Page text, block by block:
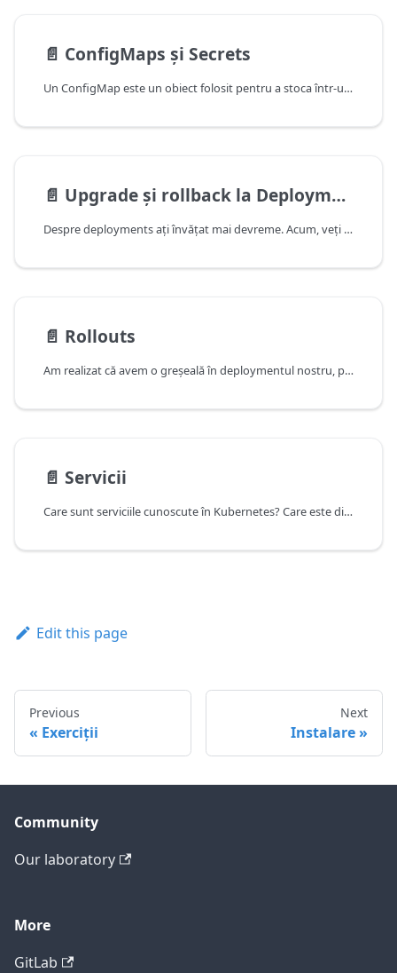
📄️ ConfigMaps și Secrets
Un ConfigMap este un obiect folosit pentru a stoca într-un format de tipul cheie-valoare date care nu sunt sensitive. Un pod poate consuma un ConfigMap ca o variabilă de mediu, ca un argument în linie de comandă sau ca un fișier de configurare într-un volum. Un astfel de obiect oferă opțiunea de a decupla configurația specifica unui mediu de imaginile de container și de codul aplicației, ceea ce sporește portabilitatea aplicațiilor.
📄️ Upgrade și rollback la Deployments
Despre deployments ați învățat mai devreme. Acum, veți învăța despre upgrade-ul unui deployment și despre rollback-ul unui deployment.
📄️ Rollouts
Am realizat că avem o greșeală în deploymentul nostru, pentru a reveni la versiunea anterioară folosim următoarea comandă: kubectl rollout history deployment
📄️ Servicii
Care sunt serviciile cunoscute în Kubernetes? Care este diferența între ele? Ne interesează în mod special diferența dintre ClusterIP și NodePort. Pentru a instanția o aplicație simplă care conține o bază de date și un API care face interogări, avem nevoie, asa cum intuiți, de 2 pod-uri. Pentru a porni un pod de Postgres, avem nevoie de a seta variabilele POSTGRESUSER și POSTGRESPASSWORD, dar și numele bazei de date pe care urmează să o folosim - POSTGRES_DB. Avem mai multe moduri prin care putem face asta, cel mai simplu exemplu (și cel mai nesigur) este cu un ConfigMap.
Edit this page
Previous
Exerciții
Next
Instalare
Community
Our laboratory
More
GitLab